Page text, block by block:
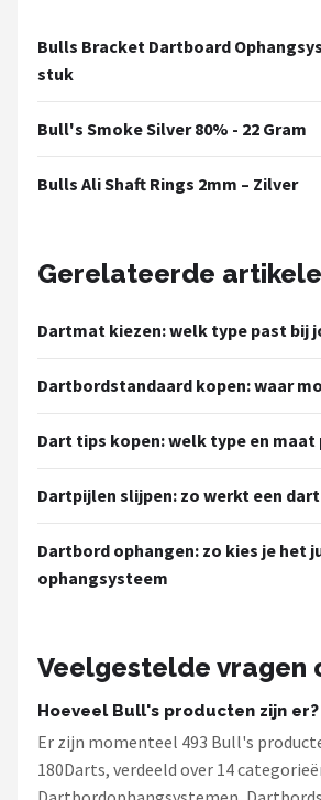
Bulls Bracket Dartboard
stuk
Bull's Smoke Silver 80% - 22 Gram
Bulls Ali Shaft Rings 2mm – Zilver
Gerelateerde
Dartmat kiezen: welk type past bij
Dartbordstandaard kopen: waar
Dart tips kopen: welk type en maat
Dartpijlen slijpen: zo werkt een
Dartbord ophangen: zo kies je het
ophangsysteem
Veelgestelde vragen
Hoeveel Bull's producten zijn er?
Er zijn momenteel 493 Bull's
180Darts, verdeeld over 14